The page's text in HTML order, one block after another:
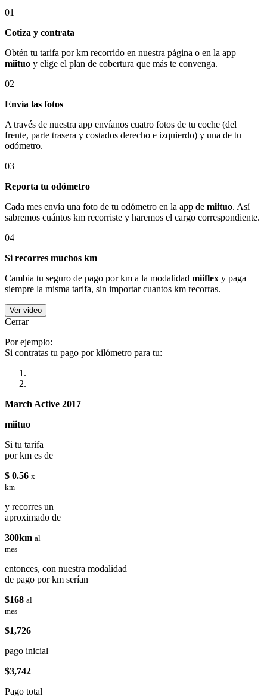
01
Cotiza y contrata
Obtén tu tarifa por km recorrido en nuestra página o en la app
miituo y elige el plan de cobertura que más te convenga.
02
Envía las fotos
A través de nuestra app envíanos cuatro fotos de tu coche (del
frente, parte trasera y costados derecho e izquierdo) y una de tu
odómetro.
03
Reporta tu odómetro
Cada mes envía una foto de tu odómetro en la app de miituo. Así
sabremos cuántos km recorriste y haremos el cargo correspondiente.
04
Si recorres muchos km
Cambia tu seguro de pago por km a la modalidad miiflex y paga
siempre la misma tarifa, sin importar cuantos km recorras.
Ver video
Cerrar
Por ejemplo:
Si contratas tu pago por kilómetro para tu:
March Active 2017
miituo
Si tu tarifa
por km es de
$ 0.56 x
km
y recorres un
aproximado de
300km al
mes
entonces, con nuestra modalidad
de pago por km serían
$168 al
mes
$1,726
pago inicial
$3,742
Pago total